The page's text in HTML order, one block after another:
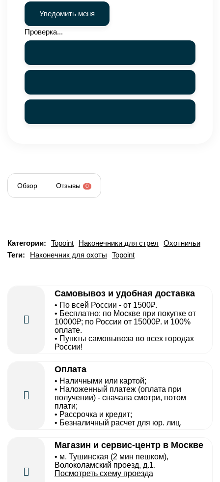
Проверка...
Обзор Отзывы 0
Категории: Topoint Наконечники для стрел
Охотничьи
Теги:
Наконечник для охоты Topoint
Самовывоз и удобная доставка
• По всей России - от 1500₽.
• Бесплатно: по Москве при покупке от
10000₽; по России от 15000₽. и 100%
оплате.
• Пункты самовывоза во всех городах
России!
Оплата
• Наличными или картой;
• Наложенный платеж (оплата при
получении) - сначала смотри, потом
плати;
• Рассрочка и кредит;
• Безналичный расчет для юр. лиц.
Магазин и сервис-центр в Москве
• м. Тушинская (2 мин пешком),
Волоколамский проезд, д.1.
Посмотреть схему проезда